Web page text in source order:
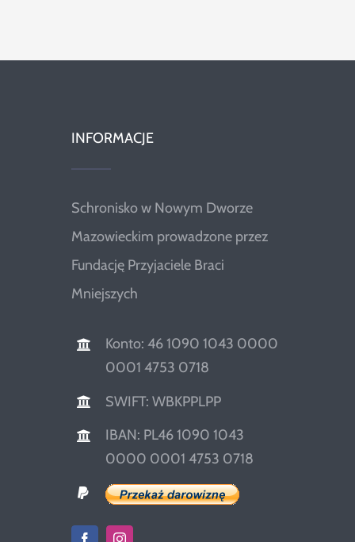
INFORMACJE
Schronisko w Nowym Dworze
Mazowieckim prowadzone przez
Fundację Przyjaciele Braci
Mniejszych
Konto: 46 1090 1043 0000
0001 4753 0718
SWIFT: WBKPPLPP
IBAN: PL46 1090 1043
0000 0001 4753 0718